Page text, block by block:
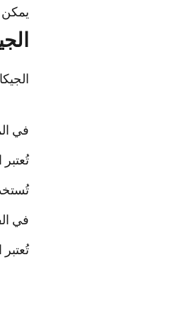
يمكن
في
في